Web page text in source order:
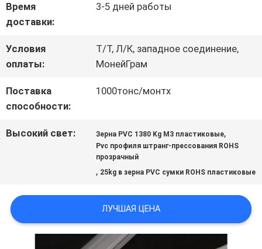
НАМИ
ЗАПРОСИТЕ
ЦИТАТУ
КАРТА
ПОЛИТИКА
КОНФИДЕНЦИАЛЬНОСТИ
Время
доставки:
3-5 дней работы
Условия
оплаты:
Т/Т, Л/К, западное соединение,
МонейГрам
Поставка
способности:
1000тонс/монтх
Высокий свет: Зерна PVC 1380 Kg M3 пластиковые,
Pvc профиля штранг-прессования ROHS
прозрачный
, 25kg в зерна PVC сумки ROHS пластиковые
ЛУЧШАЯ ЦЕНА